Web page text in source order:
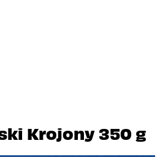
Krojony 350 g